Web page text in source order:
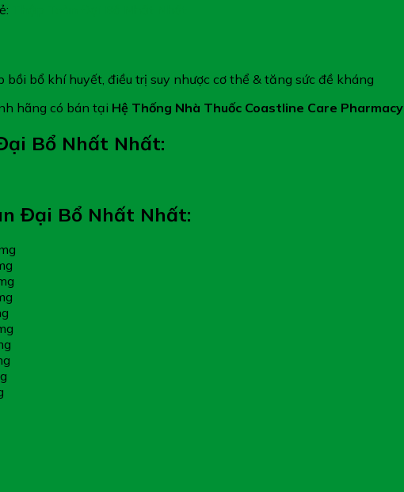
bồi bổ khí huyết, điều trị suy nhược cơ thể & tăng sức đề kháng
hãng có bán tại Hệ Thống Nhà Thuốc Coastline Care Pharmacy
Bổ Nhất Nhất:
Đại Bổ Nhất Nhất: